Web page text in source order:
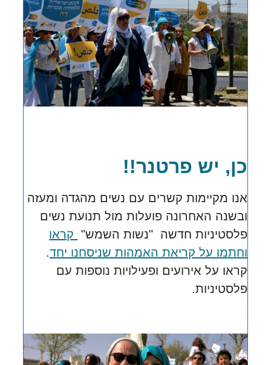
כן, יש פרטנר!!
אנו מקיימות קשרים עם נשים מהגדה ומעזה
ובשנה האחרונה פועלות מול תנועת נשים
פלסטיניות חדשה "נשות השמש" קראו
וחתמו על קריאת האמהות שניסחנו יחד.
קראו על אירועים ופעילויות נוספות עם
פלסטיניות.